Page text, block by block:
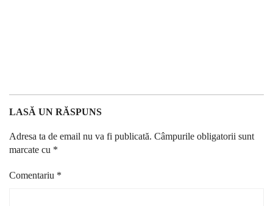
LASĂ UN RĂSPUNS
Adresa ta de email nu va fi publicată. Câmpurile obligatorii sunt
marcate cu *
Comentariu *